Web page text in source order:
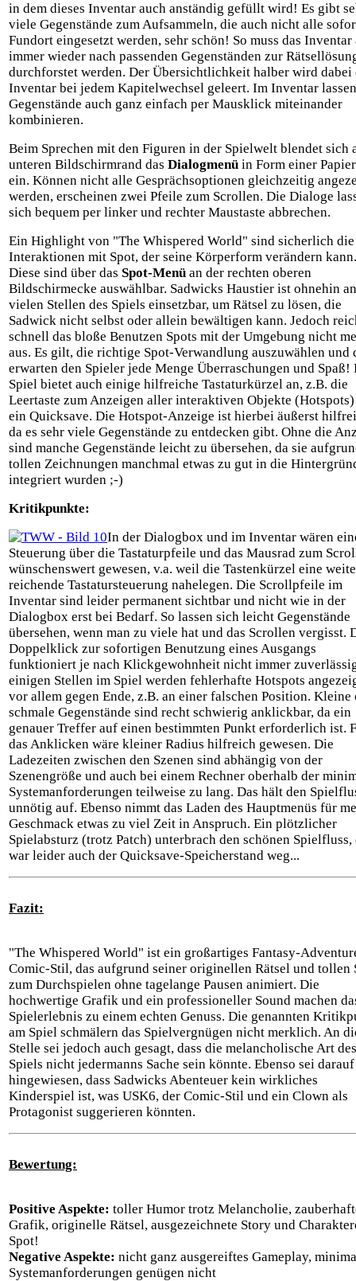
in dem dieses Inventar auch anständig gefüllt wird! Es gibt
viele Gegenstände zum Aufsammeln, die auch nicht alle
Fundort eingesetzt werden, sehr schön! So muss das Inventar
immer wieder nach passenden Gegenständen zur
durchforstet werden. Der Übersichtlichkeit halber wird dabei
Inventar bei jedem Kapitelwechsel geleert. Im Inventar
Gegenstände auch ganz einfach per Mausklick miteinander
kombinieren.
Beim Sprechen mit den Figuren in der Spielwelt blendet sich
unteren Bildschirmrand das Dialogmenü in Form einer
ein. Können nicht alle Gesprächsoptionen gleichzeitig
werden, erscheinen zwei Pfeile zum Scrollen. Die Dialoge
sich bequem per linker und rechter Maustaste abbrechen.
Ein Highlight von "The Whispered World" sind sicherlich die
Interaktionen mit Spot, der seine Körperform verändern kann.
Diese sind über das Spot-Menü an der rechten oberen
Bildschirmecke auswählbar. Sadwicks Haustier ist ohnehin an
vielen Stellen des Spiels einsetzbar, um Rätsel zu lösen, die
Sadwick nicht selbst oder allein bewältigen kann. Jedoch
schnell das bloße Benutzen Spots mit der Umgebung nicht
aus. Es gilt, die richtige Spot-Verwandlung auszuwählen und
erwarten den Spieler jede Menge Überraschungen und Spaß!
Spiel bietet auch einige hilfreiche Tastaturkürzel an, z.B. die
Leertaste zum Anzeigen aller interaktiven Objekte
ein Quicksave. Die Hotspot-Anzeige ist hierbei äußerst
da es sehr viele Gegenstände zu entdecken gibt. Ohne die
sind manche Gegenstände leicht zu übersehen, da sie
tollen Zeichnungen manchmal etwas zu gut in die
integriert wurden ;-)
Kritikpunkte:
In der Dialogbox und im Inventar wären
Steuerung über die Tastaturpfeile und das Mausrad zum
wünschenswert gewesen, v.a. weil die Tastenkürzel eine
reichende Tastatursteuerung nahelegen. Die Scrollpfeile im
Inventar sind leider permanent sichtbar und nicht wie in der
Dialogbox erst bei Bedarf. So lassen sich leicht Gegenstände
übersehen, wenn man zu viele hat und das Scrollen vergisst.
Doppelklick zur sofortigen Benutzung eines Ausgangs
funktioniert je nach Klickgewohnheit nicht immer
einigen Stellen im Spiel werden fehlerhafte Hotspots
vor allem gegen Ende, z.B. an einer falschen Position. Kleine
schmale Gegenstände sind recht schwierig anklickbar, da ein
genauer Treffer auf einen bestimmten Punkt erforderlich ist.
das Anklicken wäre kleiner Radius hilfreich gewesen. Die
Ladezeiten zwischen den Szenen sind abhängig von der
Szenengröße und auch bei einem Rechner oberhalb der
Systemanforderungen teilweise zu lang. Das hält den
unnötig auf. Ebenso nimmt das Laden des Hauptmenüs für
Geschmack etwas zu viel Zeit in Anspruch. Ein plötzlicher
Spielabsturz (trotz Patch) unterbrach den schönen Spielfluss,
war leider auch der Quicksave-Speicherstand weg...
Fazit:
"The Whispered World" ist ein großartiges Fantasy-
Comic-Stil, das aufgrund seiner originellen Rätsel und tollen
zum Durchspielen ohne tagelange Pausen animiert. Die
hochwertige Grafik und ein professioneller Sound machen
Spielerlebnis zu einem echten Genuss. Die genannten
am Spiel schmälern das Spielvergnügen nicht merklich. An
Stelle sei jedoch auch gesagt, dass die melancholische Art des
Spiels nicht jedermanns Sache sein könnte. Ebenso sei darauf
hingewiesen, dass Sadwicks Abenteuer kein wirkliches
Kinderspiel ist, was USK6, der Comic-Stil und ein Clown als
Protagonist suggerieren könnten.
Bewertung:
Positive Aspekte: toller Humor trotz Melancholie,
Grafik, originelle Rätsel, ausgezeichnete Story und
Spot!
Negative Aspekte: nicht ganz ausgereiftes Gameplay,
Systemanforderungen genügen nicht